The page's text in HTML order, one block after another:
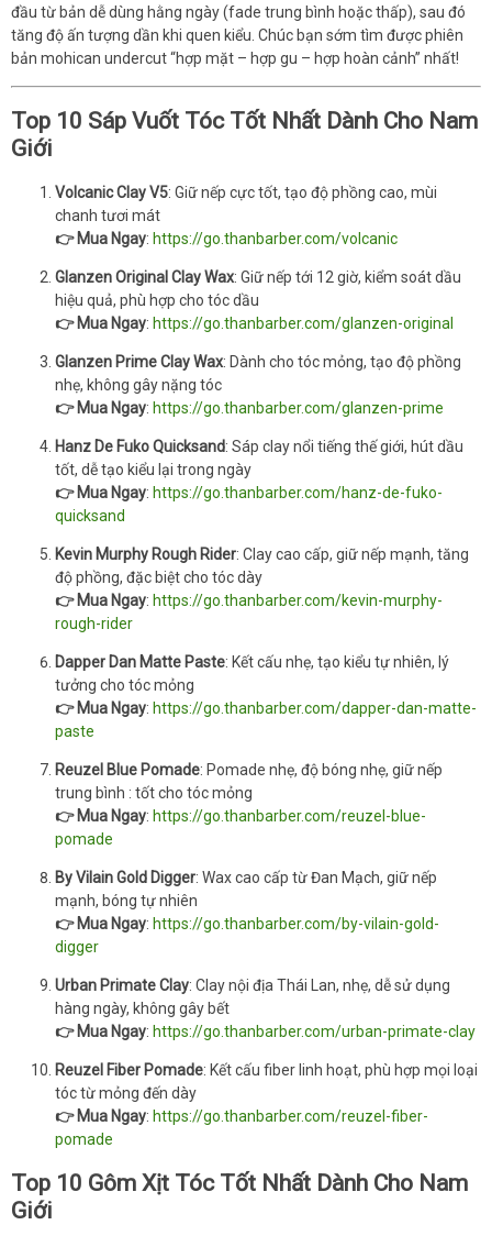
đầu từ bản dễ dùng hằng ngày (fade trung bình hoặc thấp), sau đó
tăng độ ấn tượng dần khi quen kiểu. Chúc bạn sớm tìm được phiên
bản mohican undercut “hợp mặt – hợp gu – hợp hoàn cảnh” nhất!
Top 10 Sáp Vuốt Tóc Tốt Nhất Dành Cho Nam
Giới
Volcanic Clay V5: Giữ nếp cực tốt, tạo độ phồng cao, mùi
chanh tươi mát
👉 Mua Ngay: https://go.thanbarber.com/volcanic
Glanzen Original Clay Wax: Giữ nếp tới 12 giờ, kiểm soát dầu
hiệu quả, phù hợp cho tóc dầu
👉 Mua Ngay: https://go.thanbarber.com/glanzen-original
Glanzen Prime Clay Wax: Dành cho tóc mỏng, tạo độ phồng
nhẹ, không gây nặng tóc
👉 Mua Ngay: https://go.thanbarber.com/glanzen-prime
Hanz De Fuko Quicksand: Sáp clay nổi tiếng thế giới, hút dầu
tốt, dễ tạo kiểu lại trong ngày
👉 Mua Ngay: https://go.thanbarber.com/hanz-de-fuko-
quicksand
Kevin Murphy Rough Rider: Clay cao cấp, giữ nếp mạnh, tăng
độ phồng, đặc biệt cho tóc dày
👉 Mua Ngay: https://go.thanbarber.com/kevin-murphy-
rough-rider
Dapper Dan Matte Paste: Kết cấu nhẹ, tạo kiểu tự nhiên, lý
tưởng cho tóc mỏng
👉 Mua Ngay: https://go.thanbarber.com/dapper-dan-matte-
paste
Reuzel Blue Pomade: Pomade nhẹ, độ bóng nhẹ, giữ nếp
trung bình : tốt cho tóc mỏng
👉 Mua Ngay: https://go.thanbarber.com/reuzel-blue-
pomade
By Vilain Gold Digger: Wax cao cấp từ Đan Mạch, giữ nếp
mạnh, bóng tự nhiên
👉 Mua Ngay: https://go.thanbarber.com/by-vilain-gold-
digger
Urban Primate Clay: Clay nội địa Thái Lan, nhẹ, dễ sử dụng
hàng ngày, không gây bết
👉 Mua Ngay: https://go.thanbarber.com/urban-primate-clay
Reuzel Fiber Pomade: Kết cấu fiber linh hoạt, phù hợp mọi loại
tóc từ mỏng đến dày
👉 Mua Ngay: https://go.thanbarber.com/reuzel-fiber-
pomade
Top 10 Gôm Xịt Tóc Tốt Nhất Dành Cho Nam
Giới